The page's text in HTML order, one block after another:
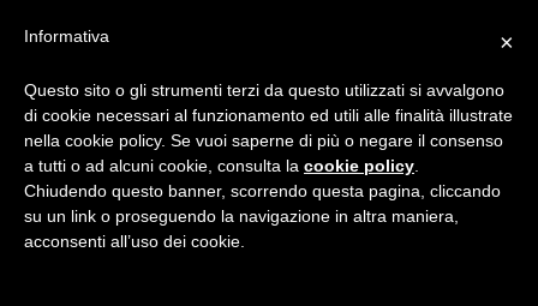
NOTIZIE DI DANZA IN ITALIA E ALL’ESTERO, PER DANZATORI,
CATEGORY ARCHIVE
Home - page 2
×
Informativa
Questo sito o gli strumenti terzi da questo utilizzati si avvalgono
di cookie necessari al funzionamento ed utili alle finalità illustrate
nella cookie policy. Se vuoi saperne di più o negare il consenso
a tutti o ad alcuni cookie, consulta la cookie policy
Chiudendo questo banner, scorrendo questa pagina, cliccando
su un link o proseguendo la navigazione in altra maniera,
acconsenti all’uso dei cookie.